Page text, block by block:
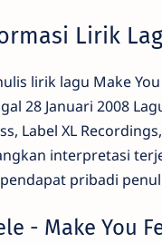
Lirik
lirik lagu Make
28 Januari 2008
Label XL
interpretasi
pribadi
- Make You